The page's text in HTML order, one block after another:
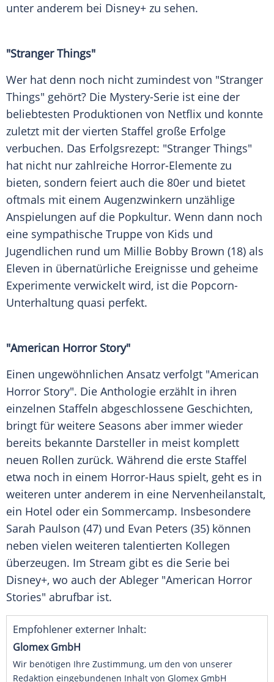
unter anderem bei Disney+ zu sehen.
"Stranger Things"
Wer hat denn noch nicht zumindest von "Stranger
Things" gehört? Die Mystery-Serie ist eine der
beliebtesten Produktionen von Netflix und konnte
zuletzt mit der vierten Staffel große Erfolge
verbuchen. Das Erfolgsrezept: "Stranger Things"
hat nicht nur zahlreiche Horror-Elemente zu
bieten, sondern feiert auch die 80er und bietet
oftmals mit einem Augenzwinkern unzählige
Anspielungen auf die Popkultur. Wenn dann noch
eine sympathische Truppe von Kids und
Jugendlichen rund um Millie Bobby Brown (18) als
Eleven in übernatürliche Ereignisse und geheime
Experimente verwickelt wird, ist die Popcorn-
Unterhaltung quasi perfekt.
"American Horror Story"
Einen ungewöhnlichen Ansatz verfolgt "American
Horror Story". Die Anthologie erzählt in ihren
einzelnen Staffeln abgeschlossene Geschichten,
bringt für weitere Seasons aber immer wieder
bereits bekannte Darsteller in meist komplett
neuen Rollen zurück. Während die erste Staffel
etwa noch in einem Horror-Haus spielt, geht es in
weiteren unter anderem in eine Nervenheilanstalt,
ein Hotel oder ein Sommercamp. Insbesondere
Sarah Paulson (47) und Evan Peters (35) können
neben vielen weiteren talentierten Kollegen
überzeugen. Im Stream gibt es die Serie bei
Disney+, wo auch der Ableger "American Horror
Stories" abrufbar ist.
Empfohlener externer Inhalt:
Glomex GmbH
Wir benötigen Ihre Zustimmung, um den von unserer
Redaktion eingebundenen Inhalt von Glomex GmbH